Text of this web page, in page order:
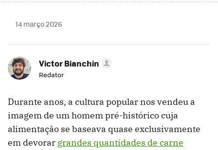
14 março 2026
Victor Bianchin
Redator
Durante anos, a cultura popular nos vendeu a
imagem de um homem pré-histórico cuja
alimentação se baseava quase exclusivamente
em devorar grandes quantidades de carne